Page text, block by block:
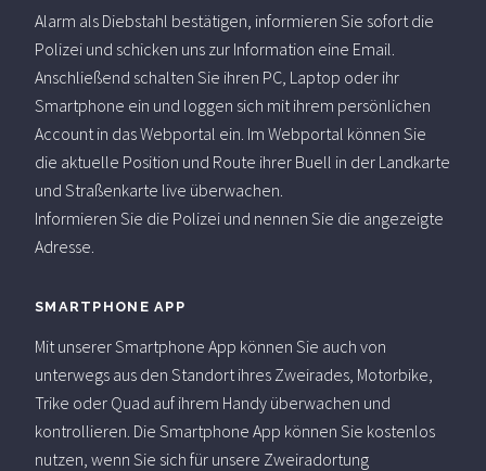
Alarm als Diebstahl bestätigen, informieren Sie sofort die
Polizei und schicken uns zur Information eine Email.
Anschließend schalten Sie ihren PC, Laptop oder ihr
Smartphone ein und loggen sich mit ihrem persönlichen
Account in das Webportal ein. Im Webportal können Sie
die aktuelle Position und Route ihrer Buell in der Landkarte
und Straßenkarte live überwachen.
Informieren Sie die Polizei und nennen Sie die angezeigte
Adresse.
SMARTPHONE APP
Mit unserer Smartphone App können Sie auch von
unterwegs aus den Standort ihres Zweirades, Motorbike,
Trike oder Quad auf ihrem Handy überwachen und
kontrollieren. Die Smartphone App können Sie kostenlos
nutzen, wenn Sie sich für unsere Zweiradortung